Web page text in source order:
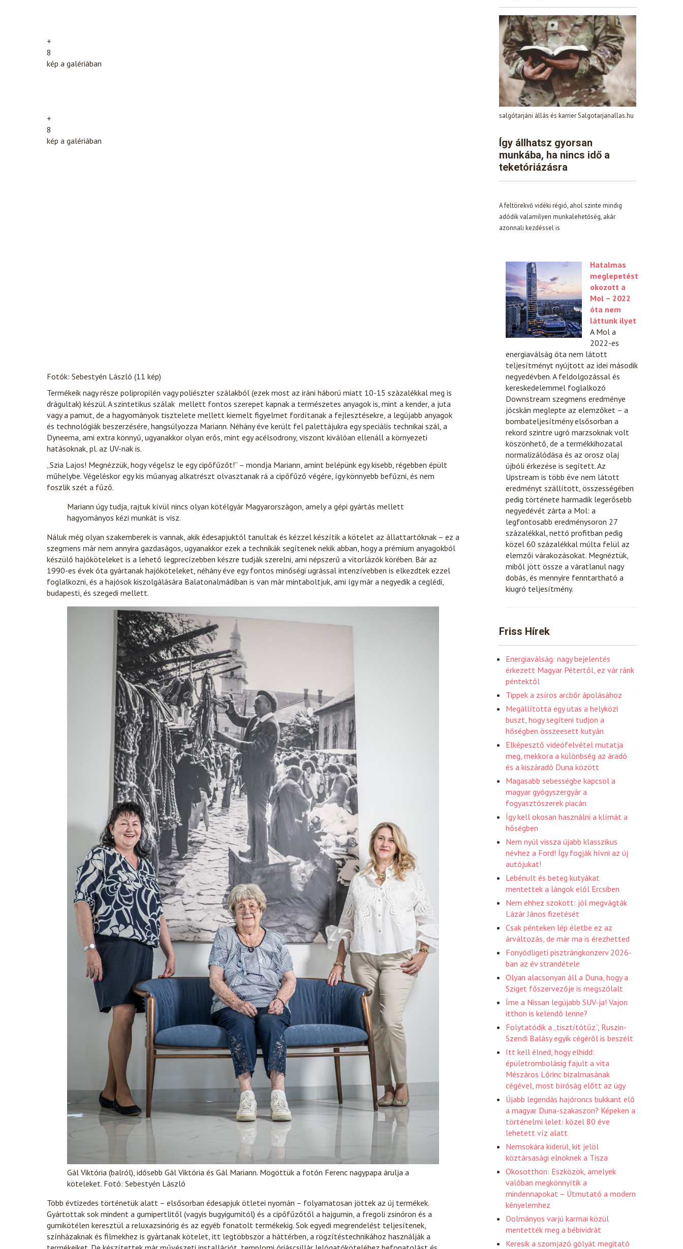
+
8
kép a galériában
+
8
kép a galériában
Fotók: Sebestyén László (11 kép)
Termékeik nagy része polipropilén vagy poliészter szálakból (ezek most az iráni háború miatt 10-15 százalékkal meg is
drágultak) készül. A szintetikus szálak mellett fontos szerepet kapnak a természetes anyagok is, mint a kender, a juta
vagy a pamut, de a hagyományok tisztelete mellett kiemelt figyelmet fordítanak a fejlesztésekre, a legújabb anyagok
és technológiák beszerzésére, hangsúlyozza Mariann. Néhány éve került fel palettájukra egy speciális technikai szál, a
Dyneema, ami extra könnyű, ugyanakkor olyan erős, mint egy acélsodrony, viszont kiválóan ellenáll a környezeti
hatásoknak, pl. az UV-nak is.
„Szia Lajos! Megnézzük, hogy végelsz le egy cipőfűzőt!” – mondja Mariann, amint belépünk egy kisebb, régebben épült
műhelybe. Végeléskor egy kis műanyag alkatrészt olvasztanak rá a cipőfűző végére, így könnyebb befűzni, és nem
foszlik szét a fűző.
Mariann úgy tudja, rajtuk kívül nincs olyan kötélgyár Magyarországon, amely a gépi gyártás mellett
hagyományos kézi munkát is visz.
Náluk még olyan szakemberek is vannak, akik édesapjuktól tanultak és kézzel készítik a kötelet az állattartóknak – ez a
szegmens már nem annyira gazdaságos, ugyanakkor ezek a technikák segítenek nekik abban, hogy a prémium anyagokból
készülő hajóköteleket is a lehető legprecízebben készre tudják szerelni, ami népszerű a vitorlázók körében. Bár az
1990-es évek óta gyártanak hajóköteleket, néhány éve egy fontos minőségi ugrással intenzívebben is elkezdtek ezzel
foglalkozni, és a hajósok kiszolgálására Balatonalmádiban is van már mintaboltjuk, ami így már a negyedik a ceglédi,
budapesti, és szegedi mellett.
Gál Viktória (balról), idősebb Gál Viktória és Gál Mariann. Mögöttük a fotón Ferenc nagypapa árulja a
köteleket. Fotó: Sebestyén László
Több évtizedes történetük alatt – elsősorban édesapjuk ötletei nyomán – folyamatosan jöttek az új termékek.
Gyártottak sok mindent a gumipertlitől (vagyis bugyigumitól) és a cipőfűzőtől a hajgumin, a fregoli zsinóron és a
gumikötélen keresztül a reluxazsinórig és az egyéb fonatolt termékekig. Sok egyedi megrendelést teljesítenek,
színházaknak és filmekhez is gyártanak kötelet, itt legtöbbször a háttérben, a rögzítéstechnikához használják a
salgótarjáni állás és karrier Salgotarjanallas.hu
Így állhatsz gyorsan
munkába, ha nincs idő a
teketóriázásra
A feltörekvő vidéki régió, ahol szinte mindig
adódik valamilyen munkalehetőség, akár
azonnali kezdéssel is
Hatalmas
meglepetést
okozott a
Mol – 2022
óta nem
láttunk ilyet
A Mol a
2022-es
energiaválság óta nem látott
teljesítményt nyújtott az idei második
negyedévben. A feldolgozással és
kereskedelemmel foglalkozó
Downstream szegmens eredménye
jócskán meglepte az elemzőket – a
bombateljesítmény elsősorban a
rekord szintre ugró marzsoknak volt
köszönhető, de a termékkihozatal
normalizálódása és az orosz olaj
újbóli érkezése is segített. Az
Upstream is több éve nem látott
eredményt szállított, összességében
pedig története harmadik legerősebb
negyedévét zárta a Mol: a
legfontosabb eredménysoron 27
százalékkal, nettó profitban pedig
közel 60 százalékkal múlta felül az
elemzői várakozásokat. Megnéztük,
miből jött össze a váratlanul nagy
dobás, és mennyire fenntartható a
kiugró teljesítmény.
Friss Hírek
Energiaválság: nagy bejelentés
érkezett Magyar Pétertől, ez vár ránk
péntektől
Tippek a zsíros arcbőr ápolásához
Megállította egy utas a helyközi
buszt, hogy segíteni tudjon a
hőségben összeesett kutyán
Elképesztő videófelvétel mutatja
meg, mekkora a különbség az áradó
és a kiszáradó Duna között
Magasabb sebességbe kapcsol a
magyar gyógyszergyár a
fogyasztószerek piacán
Így kell okosan használni a klímát a
hőségben
Nem nyúl vissza újabb klasszikus
névhez a Ford! Így fogják hívni az új
autójukat!
Lebénult és beteg kutyákat
mentettek a lángok elől Ercsiben
Nem ehhez szokott: jól megvágták
Lázár János fizetését
Csak pénteken lép életbe ez az
árváltozás, de már ma is érezhetted
Fonyódligeti pisztrángkonzerv 2026-
ban az év strandétele
Olyan alacsonyan áll a Duna, hogy a
Sziget főszervezője is megszólalt
Íme a Nissan legújabb SUV-ja! Vajon
itthon is kelendő lenne?
Folytatódik a „tisztítótűz”, Ruszin-
Szendi Balásy egyik cégéről is beszélt
Itt kell élned, hogy elhidd:
épületrombolásig fajult a vita
Mészáros Lőrinc bizalmasának
cégével, most bíróság előtt az ügy
Újabb legendás hajóroncs bukkant elő
a magyar Duna-szakaszon? Képeken a
történelmi lelet: közel 80 éve
lehetett víz alatt
Nemsokára kiderül, kit jelöl
köztársasági elnöknek a Tisza
Okosotthon: Eszközök, amelyek
valóban megkönnyítik a
mindennapokat – Útmutató a modern
kényelemhez
Dolmányos varjú karmai közül
mentették meg a bébividrát
Keresik a szomjazó gólyát megitató